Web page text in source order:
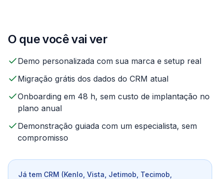
O que você vai ver
Demo personalizada com sua marca e setup real
Migração grátis dos dados do CRM atual
Onboarding em 48 h, sem custo de implantação no
plano anual
Demonstração guiada com um especialista, sem
compromisso
Já tem CRM (Kenlo, Vista, Jetimob, Tecimob,